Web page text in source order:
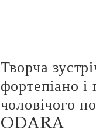
Творча
фортепіано і
чоловічого
ODARA